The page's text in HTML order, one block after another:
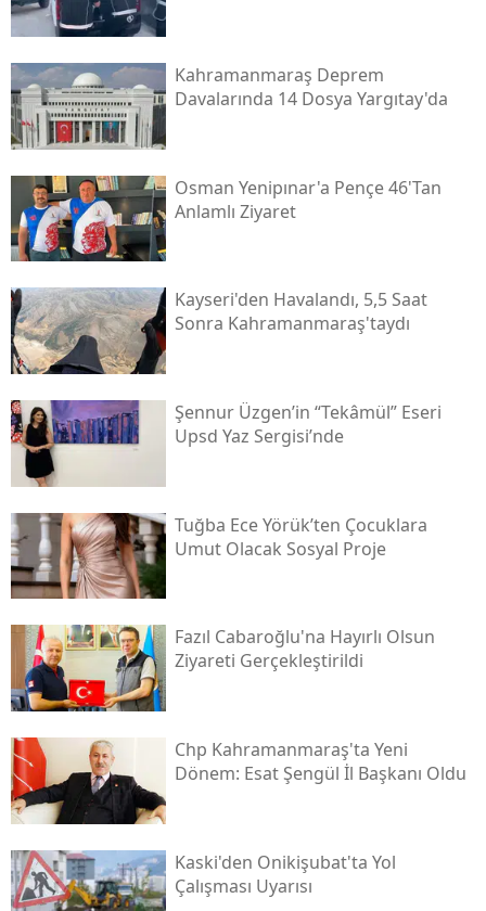
Kahramanmaraş Deprem
Davalarında 14 Dosya Yargıtay'da
Osman Yenipınar'a Pençe 46'tan
Anlamlı Ziyaret
Kayseri'den Havalandı, 5,5 Saat
Sonra Kahramanmaraş'taydı
Şennur Üzgen’in “tekâmül” Eseri
Upsd Yaz Sergisi’nde
Tuğba Ece Yörük’ten Çocuklara
Umut Olacak Sosyal Proje
Fazıl Cabaroğlu'na Hayırlı Olsun
Ziyareti Gerçekleştirildi
Chp Kahramanmaraş'ta Yeni
Dönem: Esat Şengül İl Başkanı Oldu
Kaski̇'den Onikişubat'ta Yol
Çalışması Uyarısı